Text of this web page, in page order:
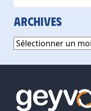
Archives
Archives